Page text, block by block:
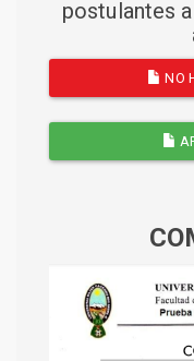
postulantes
NO